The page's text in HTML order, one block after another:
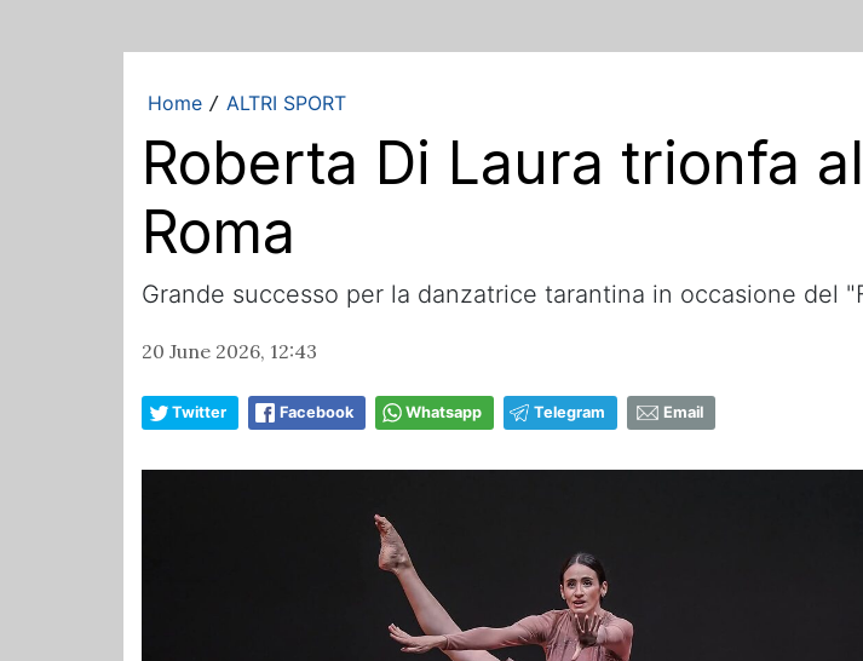
Home / ALTRI SPORT
Roberta Di Laura trionfa
Roma
Grande successo per la danzatrice tarantina in occasione del
20 June 2026, 12:43
Twitter Facebook Whatsapp Telegram Email